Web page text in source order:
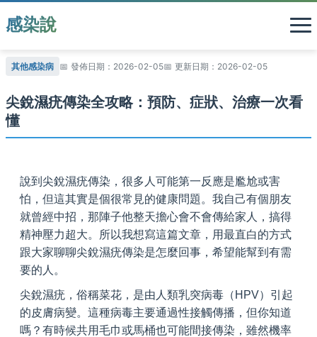
感染說
其他感染病 發佈日期：2026-02-05 更新日期：2026-02-05
尖銳濕疣傳染全攻略：預防、症狀、治療一次看
懂
說到尖銳濕疣傳染，很多人可能第一反應是尷尬或害
怕，但這其實是個很常見的健康問題。我自己有個朋友
就曾經中招，那陣子他整天擔心會不會傳給家人，搞得
精神壓力超大。所以我想寫這篇文章，用最直白的方式
跟大家聊聊尖銳濕疣傳染是怎麼回事，希望能幫到有需
要的人。
尖銳濕疣，俗稱菜花，是由人類乳突病毒（HPV）引起
的皮膚病變。這種病毒主要通過性接觸傳播，但你知道
嗎？有時候共用毛巾或馬桶也可能間接傳染，雖然機率